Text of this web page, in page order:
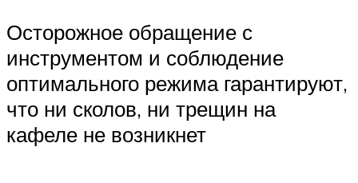
Осторожное обращение с
инструментом и соблюдение
оптимального режима гарантируют,
что ни сколов, ни трещин на
кафеле не возникнет